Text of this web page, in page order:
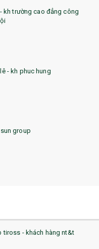
kh trường cao đẳng công
- kh phuc hung
group
tiross - khách hàng nt&t